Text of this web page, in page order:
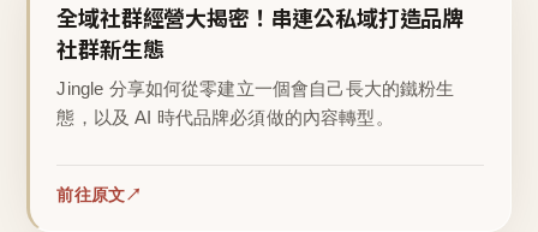
全域社群經營大揭密！串連公私域打造品牌
社群新生態
Jingle 分享如何從零建立一個會自己長大的鐵粉生
態，以及 AI 時代品牌必須做的內容轉型。
前往原文